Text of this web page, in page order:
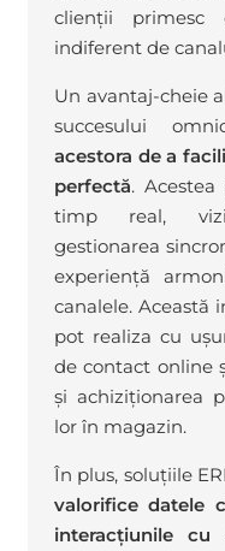
clienții primesc
indiferent de
Un avantaj-cheie
succesului
acestora de a
perfectă.
timp real,
gestionarea
experiență
canalele. Această
pot realiza cu
de contact online
și achiziționarea
lor în magazin.
În plus, soluțiile
valorifice datele
interacțiunile cu